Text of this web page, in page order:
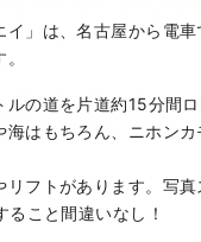
イ」は、名古屋から電
ルの道を片道約15分間
海はもちろん、ニホン
リフトがあります。写真
ること間違いなし！